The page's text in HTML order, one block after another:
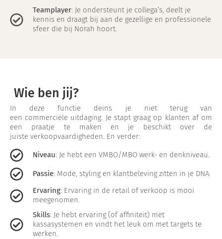
Teamplayer: Je ondersteunt je collega’s, deelt je
kennis en draagt bij aan de gezellige en professionele
sfeer die bij Norah hoort.
Wie ben jij?
In deze functie deins je niet terug van
een commerciële uitdaging. Je stapt graag op klanten af om
een praatje te maken en je beschikt over de
juiste verkoopvaardigheden. En verder:
Niveau: Je hebt een VMBO/MBO werk- en denkniveau.
Passie: Mode, styling en klantbeleving zitten in je DNA.
Ervaring: Ervaring in de retail of verkoop is mooi
meegenomen.
Skills: Je hebt ervaring (of affiniteit) met
kassasystemen en vindt het leuk om met targets te
werken.